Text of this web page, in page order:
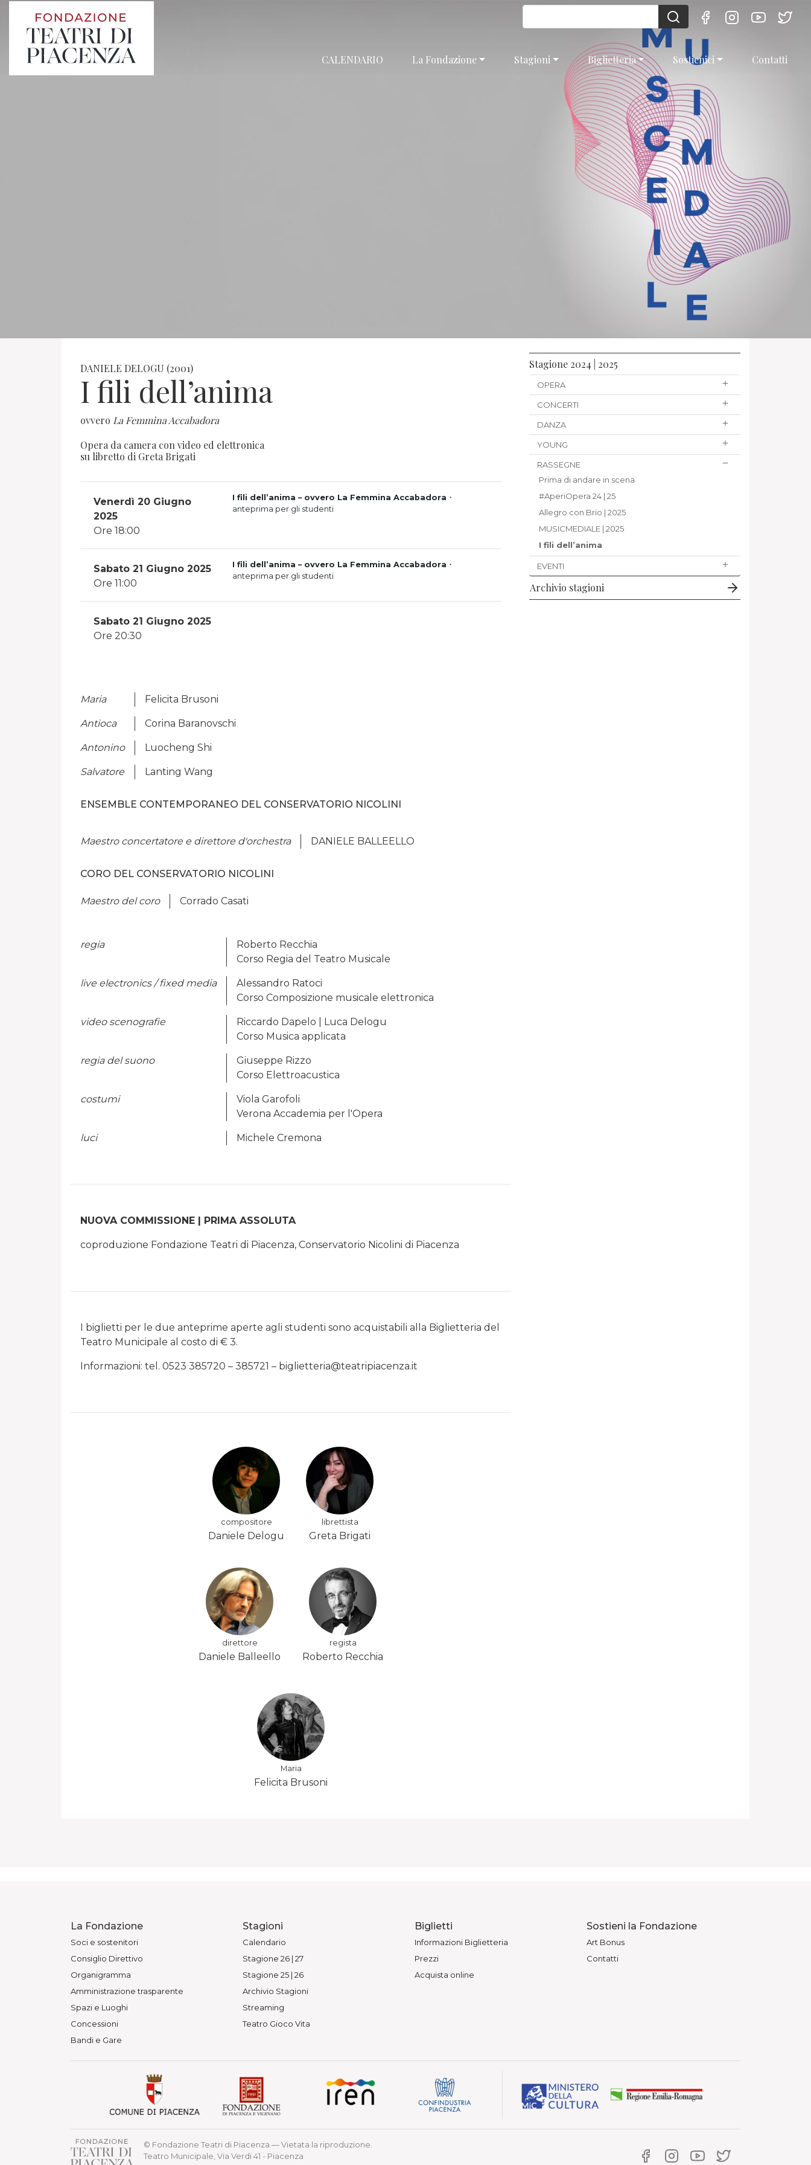
CALENDARIO La Fondazione Stagioni Biglietteria Sostienici Contatti
DANIELE DELOGU (2001)
I fili dell’anima
ovvero La Femmina Accabadora
Opera da camera con video ed elettronica
su libretto di Greta Brigati
Venerdì 20 Giugno
2025
Ore 18:00
I fili dell’anima – ovvero La Femmina Accabadora ・
anteprima per gli studenti
Sabato 21 Giugno 2025
Ore 11:00
I fili dell’anima – ovvero La Femmina Accabadora ・
anteprima per gli studenti
Sabato 21 Giugno 2025
Ore 20:30
Maria Felicita Brusoni
Antioca Corina Baranovschi
Antonino Luocheng Shi
Salvatore Lanting Wang
ENSEMBLE CONTEMPORANEO DEL CONSERVATORIO NICOLINI
Maestro concertatore e direttore d'orchestra DANIELE BALLEELLO
CORO DEL CONSERVATORIO NICOLINI
Maestro del coro Corrado Casati
regia
Roberto Recchia
Corso Regia del Teatro Musicale
live electronics / fixed media
Alessandro Ratoci
Corso Composizione musicale elettronica
video scenografie
Riccardo Dapelo | Luca Delogu
Corso Musica applicata
regia del suono
Giuseppe Rizzo
Corso Elettroacustica
costumi
Viola Garofoli
Verona Accademia per l'Opera
luci Michele Cremona
NUOVA COMMISSIONE | PRIMA ASSOLUTA
coproduzione Fondazione Teatri di Piacenza, Conservatorio Nicolini di Piacenza
I biglietti per le due anteprime aperte agli studenti sono acquistabili alla Biglietteria del
Teatro Municipale al costo di € 3.
Informazioni: tel. 0523 385720 – 385721 – biglietteria@teatripiacenza.it
compositore
Daniele Delogu
librettista
Greta Brigati
direttore
Daniele Balleello
regista
Roberto Recchia
Maria
Felicita Brusoni
Stagione 2024 | 2025
OPERA
CONCERTI
DANZA
YOUNG
RASSEGNE
Prima di andare in scena
#AperiOpera 24 | 25
Allegro con Brio | 2025
MUSICMEDIALE | 2025
I fili dell’anima
EVENTI
Archivio stagioni
La Fondazione
Soci e sostenitori
Consiglio Direttivo
Organigramma
Amministrazione trasparente
Spazi e Luoghi
Concessioni
Bandi e Gare
Stagioni
Calendario
Stagione 26 | 27
Stagione 25 | 26
Archivio Stagioni
Streaming
Teatro Gioco Vita
Biglietti
Informazioni Biglietteria
Prezzi
Acquista online
Sostieni la Fondazione
Art Bonus
Contatti
© Fondazione Teatri di Piacenza — Vietata la riproduzione.
Teatro Municipale, Via Verdi 41 - Piacenza